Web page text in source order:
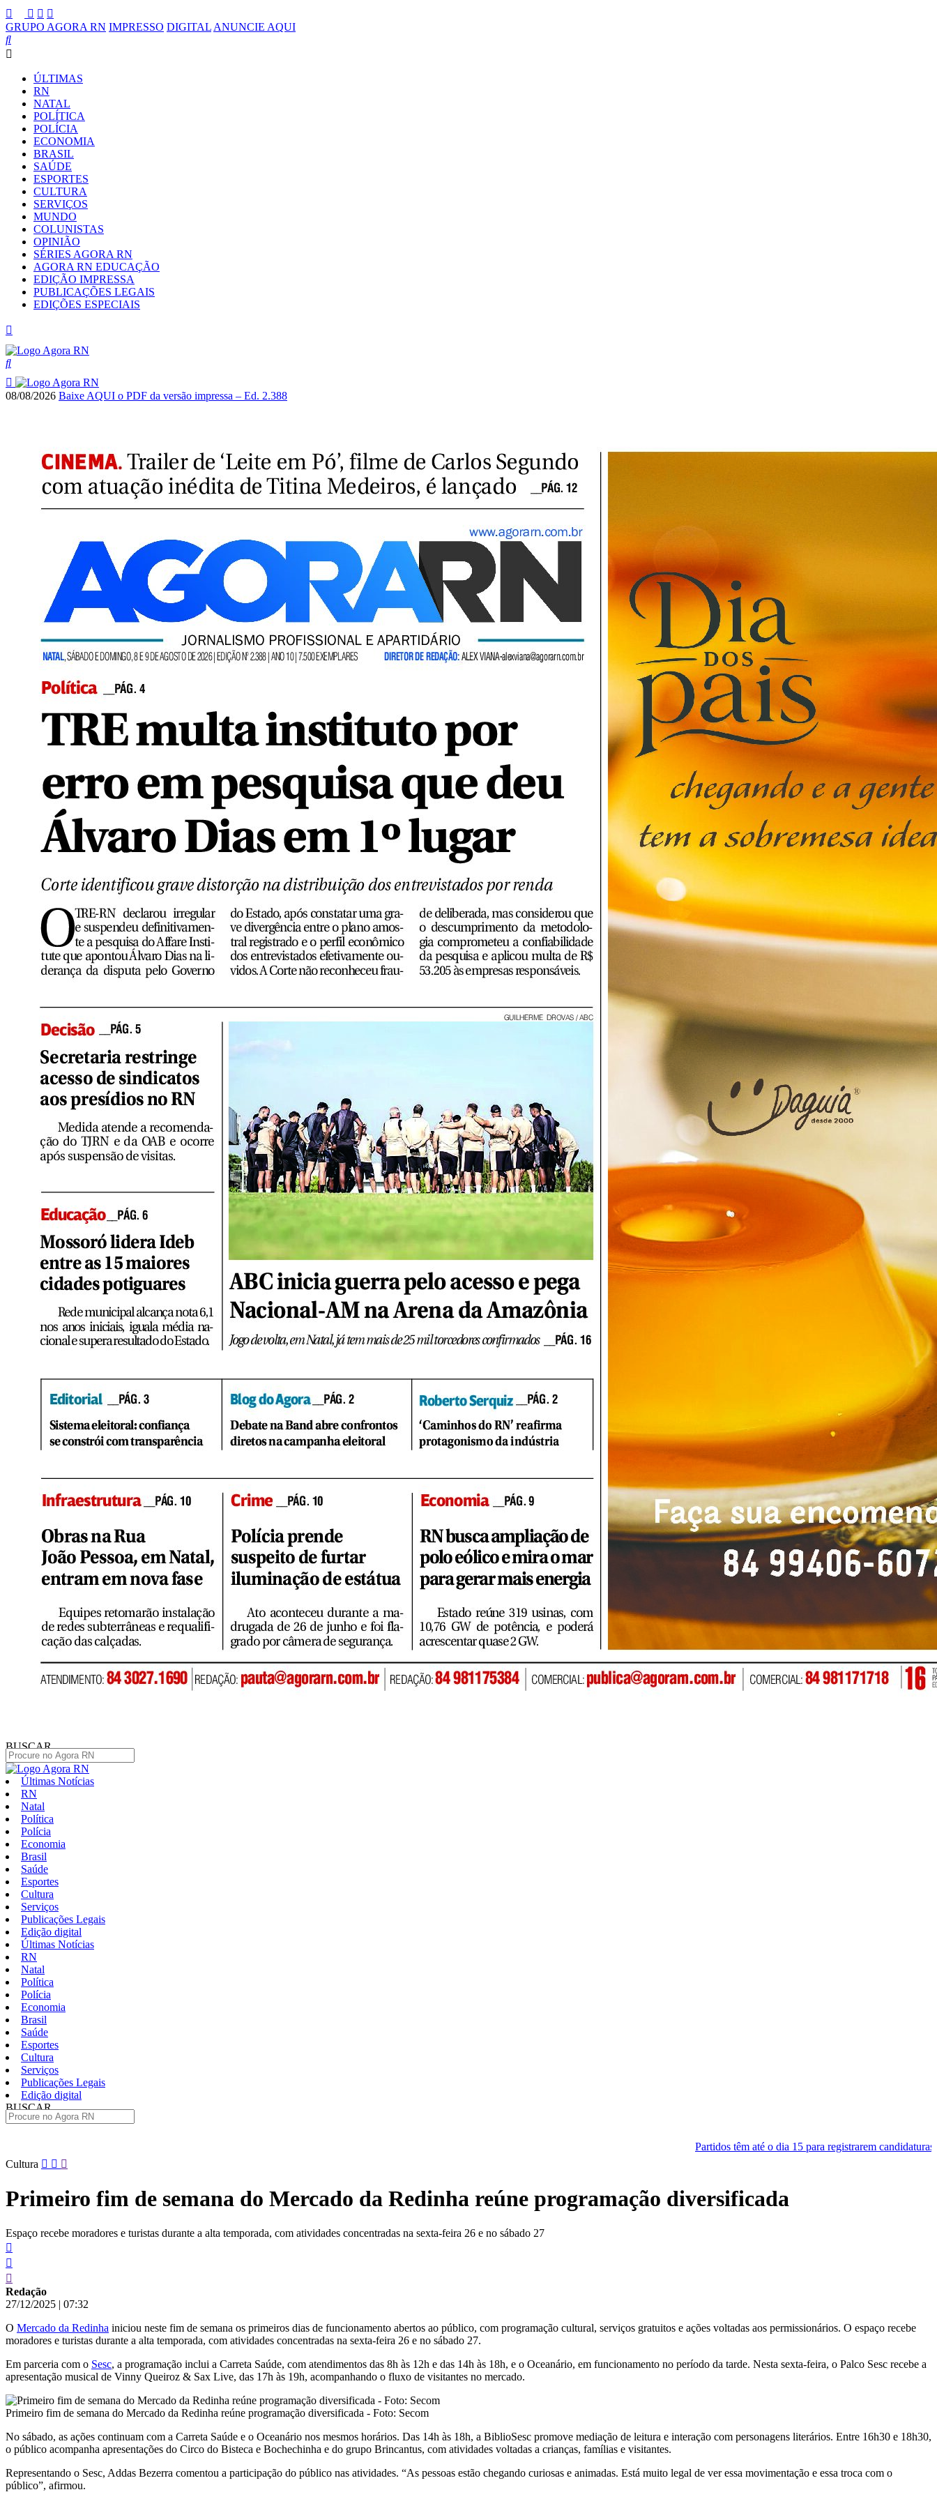
GRUPO AGORA RN IMPRESSO DIGITAL ANUNCIE AQUI
ÚLTIMAS
RN
NATAL
POLÍTICA
POLÍCIA
ECONOMIA
BRASIL
SAÚDE
ESPORTES
CULTURA
SERVIÇOS
MUNDO
COLUNISTAS
OPINIÃO
SÉRIES AGORA RN
AGORA RN EDUCAÇÃO
EDIÇÃO IMPRESSA
PUBLICAÇÕES LEGAIS
EDIÇÕES ESPECIAIS
08/08/2026 Baixe AQUI o PDF da versão impressa – Ed. 2.388
BUSCAR
Últimas Notícias
RN
Natal
Política
Polícia
Economia
Brasil
Saúde
Esportes
Cultura
Serviços
Publicações Legais
Edição digital
Últimas Notícias
RN
Natal
Política
Polícia
Economia
Brasil
Saúde
Esportes
Cultura
Serviços
Publicações Legais
Edição digital
BUSCAR
Partidos têm até o dia 15 para registrarem candidaturas nos tribunais
Pular
conteúdo
Cultura
Primeiro fim de semana do Mercado da Redinha reúne programação diversificada
Espaço recebe moradores e turistas durante a alta temporada, com atividades concentradas na sexta-feira 26 e no sábado 27
Redação
27/12/2025 | 07:32
O Mercado da Redinha iniciou neste fim de semana os primeiros dias de funcionamento abertos ao público, com programação cultural, serviços gratuitos e ações voltadas aos permissionários. O espaço recebe
moradores e turistas durante a alta temporada, com atividades concentradas na sexta-feira 26 e no sábado 27.
Em parceria com o Sesc, a programação inclui a Carreta Saúde, com atendimentos das 8h às 12h e das 14h às 18h, e o Oceanário, em funcionamento no período da tarde. Nesta sexta-feira, o Palco Sesc recebe a
apresentação musical de Vinny Queiroz & Sax Live, das 17h às 19h, acompanhando o fluxo de visitantes no mercado.
Primeiro fim de semana do Mercado da Redinha reúne programação diversificada - Foto: Secom
No sábado, as ações continuam com a Carreta Saúde e o Oceanário nos mesmos horários. Das 14h às 18h, a BiblioSesc promove mediação de leitura e interação com personagens literários. Entre 16h30 e 18h30,
o público acompanha apresentações do Circo do Bisteca e Bochechinha e do grupo Brincantus, com atividades voltadas a crianças, famílias e visitantes.
Representando o Sesc, Addas Bezerra comentou a participação do público nas atividades. “As pessoas estão chegando curiosas e animadas. Está muito legal de ver essa movimentação e essa troca com o
público”, afirmou.